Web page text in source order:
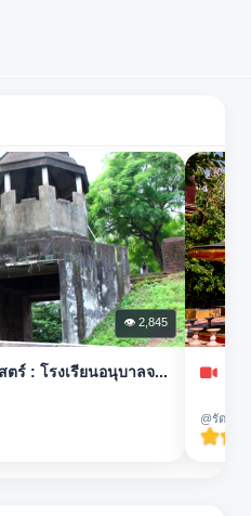
👁 2,845
ตร์ : โรงเรียนอนุบาลจ...
@รัตนา